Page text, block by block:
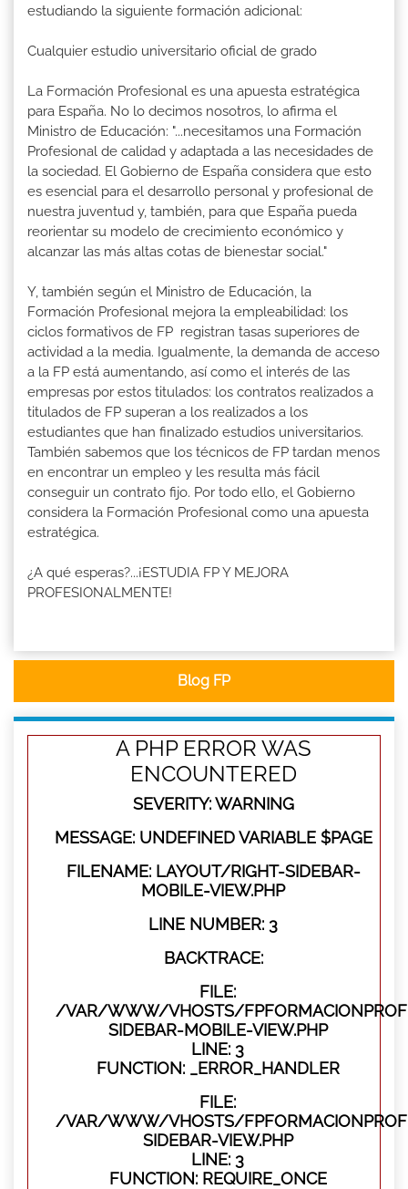
estudiando la siguiente formación adicional:
Cualquier estudio universitario oficial de grado
La Formación Profesional es una apuesta estratégica
para España. No lo decimos nosotros, lo afirma el
Ministro de Educación: "...necesitamos una Formación
Profesional de calidad y adaptada a las necesidades de
la sociedad. El Gobierno de España considera que esto
es esencial para el desarrollo personal y profesional de
nuestra juventud y, también, para que España pueda
reorientar su modelo de crecimiento económico y
alcanzar las más altas cotas de bienestar social."
Y, también según el Ministro de Educación, la
Formación Profesional mejora la empleabilidad: los
ciclos formativos de FP registran tasas superiores de
actividad a la media. Igualmente, la demanda de acceso
a la FP está aumentando, así como el interés de las
empresas por estos titulados: los contratos realizados a
titulados de FP superan a los realizados a los
estudiantes que han finalizado estudios universitarios.
También sabemos que los técnicos de FP tardan menos
en encontrar un empleo y les resulta más fácil
conseguir un contrato fijo. Por todo ello, el Gobierno
considera la Formación Profesional como una apuesta
estratégica.
¿A qué esperas?...¡ESTUDIA FP Y MEJORA
PROFESIONALMENTE!
Blog FP
A PHP ERROR WAS
ENCOUNTERED
SEVERITY: WARNING
MESSAGE: UNDEFINED VARIABLE $PAGE
FILENAME: LAYOUT/RIGHT-SIDEBAR-
MOBILE-VIEW.PHP
LINE NUMBER: 3
BACKTRACE:
FILE:
/VAR/WWW/VHOSTS/
SIDEBAR-MOBILE-VIEW.PHP
LINE: 3
FUNCTION: _ERROR_HANDLER
FILE:
/VAR/WWW/VHOSTS/
SIDEBAR-VIEW.PHP
LINE: 3
FUNCTION: REQUIRE_ONCE